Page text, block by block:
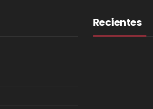
Recientes